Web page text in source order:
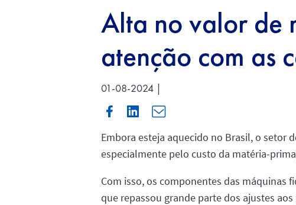
Alta no valor de
atenção com as
01-08-2024 |
Embora esteja aquecido no Brasil, o setor
especialmente pelo custo da matéria-
Com isso, os componentes das máquinas
que repassou grande parte dos ajustes